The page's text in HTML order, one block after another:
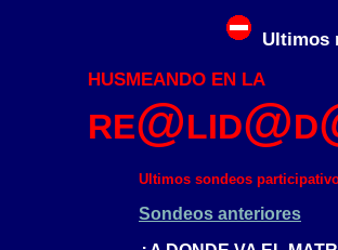
Ultimos
HUSMEANDO EN LA
RE@LID@D
Ultimos sondeos
Sondeos anteriores